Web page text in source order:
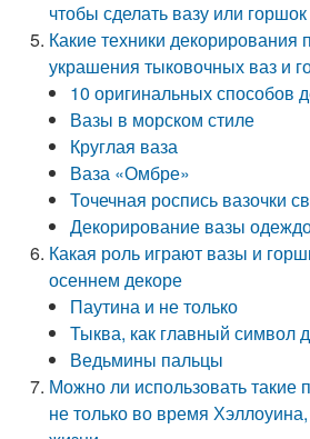
чтобы сделать вазу или
Какие техники декорирования
украшения тыковочных ваз и
10 оригинальных способов
Вазы в морском стиле
Круглая ваза
Ваза «Омбре»
Точечная роспись вазочки
Декорирование вазы
Какая роль играют вазы и
осеннем декоре
Паутина и не только
Тыква, как главный символ
Ведьмины пальцы
Можно ли использовать такие
не только во время